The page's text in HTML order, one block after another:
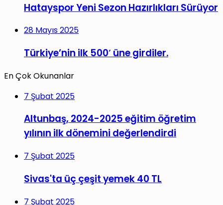
Hatayspor Yeni Sezon Hazırlıkları Sürüyor
28 Mayıs 2025
Türkiye’nin ilk 500′ üne girdiler.
En Çok Okunanlar
7 Şubat 2025
Altunbaş, 2024-2025 eğitim öğretim
yılının ilk dönemini değerlendirdi
7 Şubat 2025
Sivas'ta üç çeşit yemek 40 TL
7 Şubat 2025